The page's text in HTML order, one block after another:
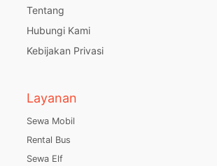
Tentang
Hubungi Kami
Kebijakan Privasi
Layanan
Sewa Mobil
Rental Bus
Sewa Elf